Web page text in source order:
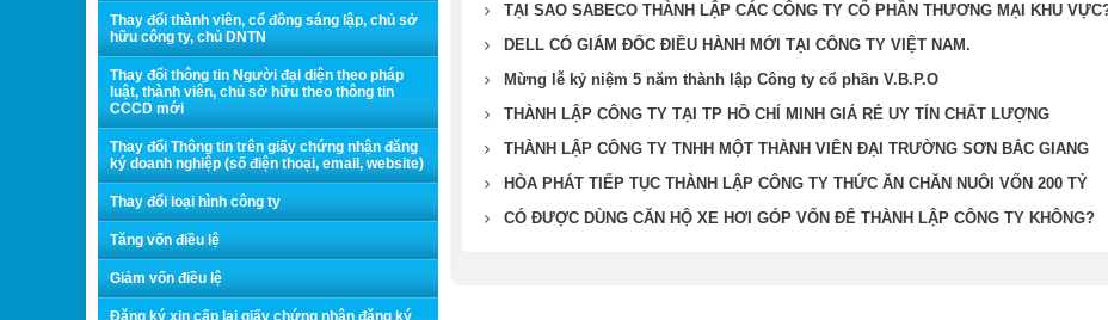
TẠI SAO SABECO THÀNH LẬP CÁC CÔNG TY CỔ PHẦN THƯƠNG MẠI KHU
DELL CÓ GIÁM ĐỐC ĐIỀU HÀNH MỚI TẠI CÔNG TY VIỆT NAM.
Mừng lễ kỷ niệm 5 năm thành lập Công ty cổ phần V.B.P.O
THÀNH LẬP CÔNG TY TẠI TP HỒ CHÍ MINH GIÁ RẺ UY TÍN CHẤT LƯỢNG
THÀNH LẬP CÔNG TY TNHH MỘT THÀNH VIÊN ĐẠI TRƯỜNG SƠN BẮC GIANG
HÒA PHÁT TIẾP TỤC THÀNH LẬP CÔNG TY THỨC ĂN CHĂN NUÔI VỐN 200 TỶ
CÓ ĐƯỢC DÙNG CĂN HỘ XE HƠI GÓP VỐN ĐỂ THÀNH LẬP CÔNG TY KHÔNG?
Thay đổi thành viên, cổ đông sáng lập, chủ sở
hữu công ty, chủ DNTN
Thay đổi thông tin Người đại diện theo pháp
luật, thành viên, chủ sở hữu theo thông tin
CCCD mới
Thay đổi Thông tin trên giấy chứng nhận đăng
ký doanh nghiệp (số điện thoại, email, website)
Thay đổi loại hình công ty
Tăng vốn điều lệ
Giảm vốn điều lệ
Đăng ký xin cấp lại giấy chứng nhận đăng ký